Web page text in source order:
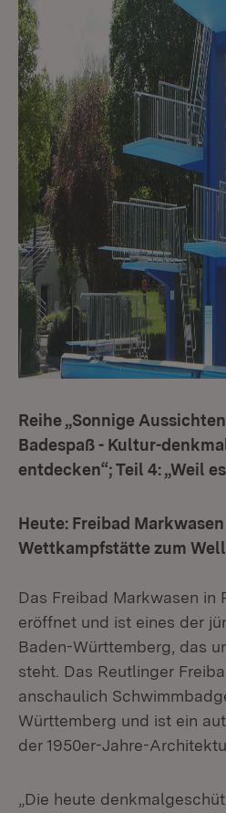
Reihe „Sonnige
Badespaß - Kultur-
entdecken“; Teil 4: „Weil
Heute: Freibad
Wettkampfstätte zum
Das Freibad Markwasen in
eröffnet und ist eines der
Baden-Württemberg, das
steht. Das Reutlinger
anschaulich
Württemberg und ist ein
der 1950er-Jahre-
„Die heute